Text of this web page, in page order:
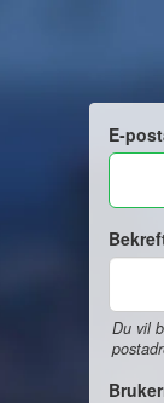
E-
Du vil